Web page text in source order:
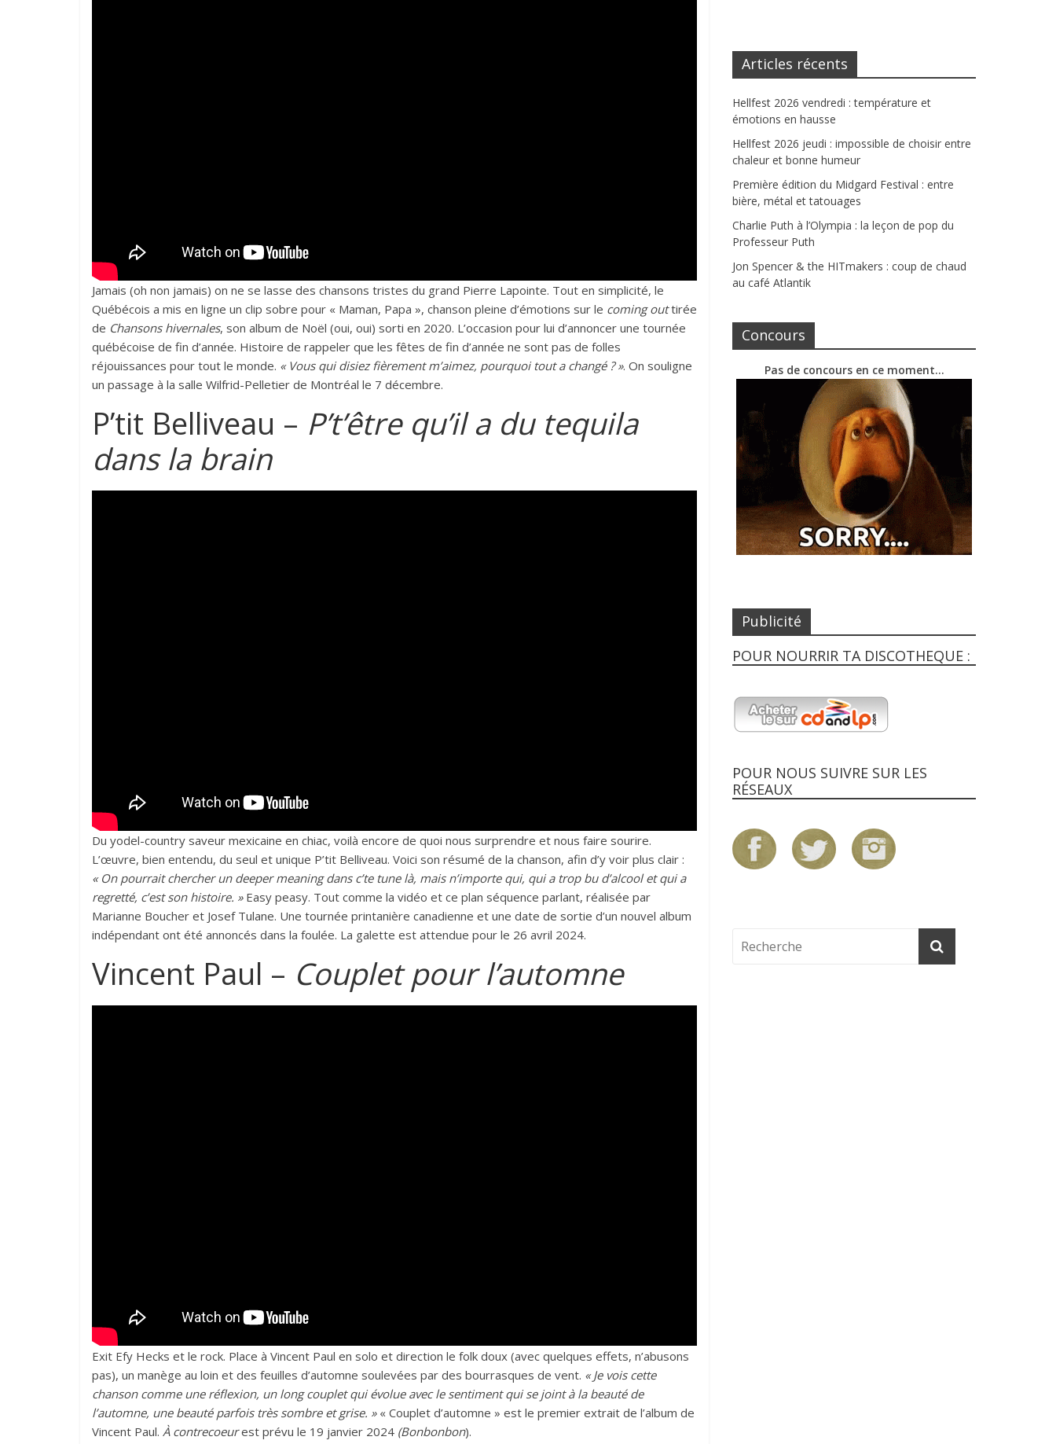
Jamais (oh non jamais) on ne se lasse des chansons tristes du grand Pierre Lapointe. Tout en simplicité, le
Québécois a mis en ligne un clip sobre pour « Maman, Papa », chanson pleine d’émotions sur le coming outtirée
de Chansons hivernales, son album de Noël (oui, oui) sorti en 2020. L’occasion pour lui d’annoncer une tournée
québécoise de fin d’année. Histoire de rappeler que les fêtes de fin d’année ne sont pas de folles
réjouissances pour tout le monde. « Vous qui disiez fièrement m’aimez, pourquoi tout a changé ? ». On souligne
un passage à la salle Wilfrid-Pelletier de Montréal le 7 décembre.
P’tit Belliveau – P’t’être qu’il a du tequila
dans la brain
Du yodel-country saveur mexicaine en chiac, voilà encore de quoi nous surprendre et nous faire sourire.
L’œuvre, bien entendu, du seul et unique P’tit Belliveau. Voici son résumé de la chanson, afin d’y voir plus clair :
« On pourrait chercher un deeper meaning dans c’te tune là, mais n’importe qui, qui a trop bu d’alcool et qui a
regretté, c’est son histoire. »Easy peasy. Tout comme la vidéo et ce plan séquence parlant, réalisée par
Marianne Boucher et Josef Tulane. Une tournée printanière canadienne et une date de sortie d’un nouvel album
indépendant ont été annoncés dans la foulée. La galette est attendue pour le 26 avril 2024.
Vincent Paul – Couplet pour l’automne
Exit Efy Hecks et le rock. Place à Vincent Paul en solo et direction le folk doux (avec quelques effets, n’abusons
pas), un manège au loin et des feuilles d’automne soulevées par des bourrasques de vent. « Je vois cette
chanson comme une réflexion, un long couplet qui évolue avec le sentiment qui se joint à la beauté de
l’automne, une beauté parfois très sombre et grise. »« Couplet d’automne » est le premier extrait de l’album de
Vincent Paul. À contrecoeurest prévu le 19 janvier 2024 (Bonbonbon).
Articles récents
Hellfest 2026 vendredi : température et
émotions en hausse
Hellfest 2026 jeudi : impossible de choisir entre
chaleur et bonne humeur
Première édition du Midgard Festival : entre
bière, métal et tatouages
Charlie Puth à l’Olympia : la leçon de pop du
Professeur Puth
Jon Spencer & the HITmakers : coup de chaud
au café Atlantik
Concours
Pas de concours en ce moment…
Publicité
POUR NOURRIR TA DISCOTHEQUE :
POUR NOUS SUIVRE SUR LES
RÉSEAUX